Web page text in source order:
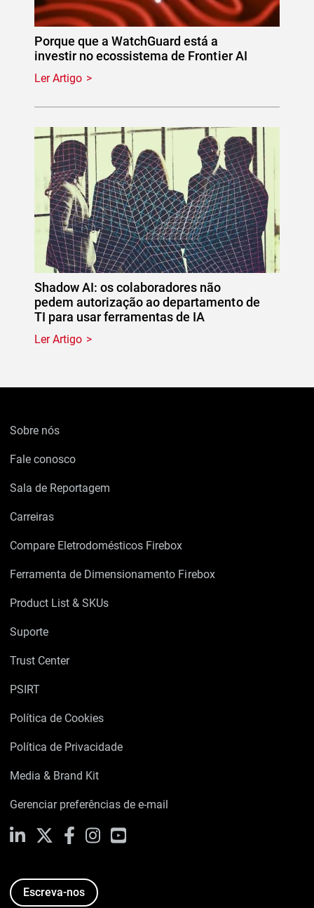
Porque que a WatchGuard está a
investir no ecossistema de Frontier AI
Ler Artigo
Shadow AI: os colaboradores não
pedem autorização ao departamento de
TI para usar ferramentas de IA
Ler Artigo
Sobre nós
Fale conosco
Sala de Reportagem
Carreiras
Compare Eletrodomésticos Firebox
Ferramenta de Dimensionamento Firebox
Product List & SKUs
Suporte
Trust Center
PSIRT
Política de Cookies
Política de Privacidade
Media & Brand Kit
Gerenciar preferências de e-mail
LinkedIn FacebookInstagramYouTube
Escreva-nos